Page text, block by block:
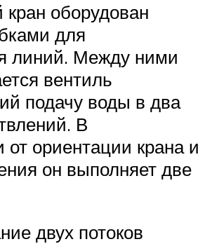
кран оборудован
для
линий. Между ними
вентиль
подачу воды в два
В
от ориентации крана и
он выполняет две
двух потоков